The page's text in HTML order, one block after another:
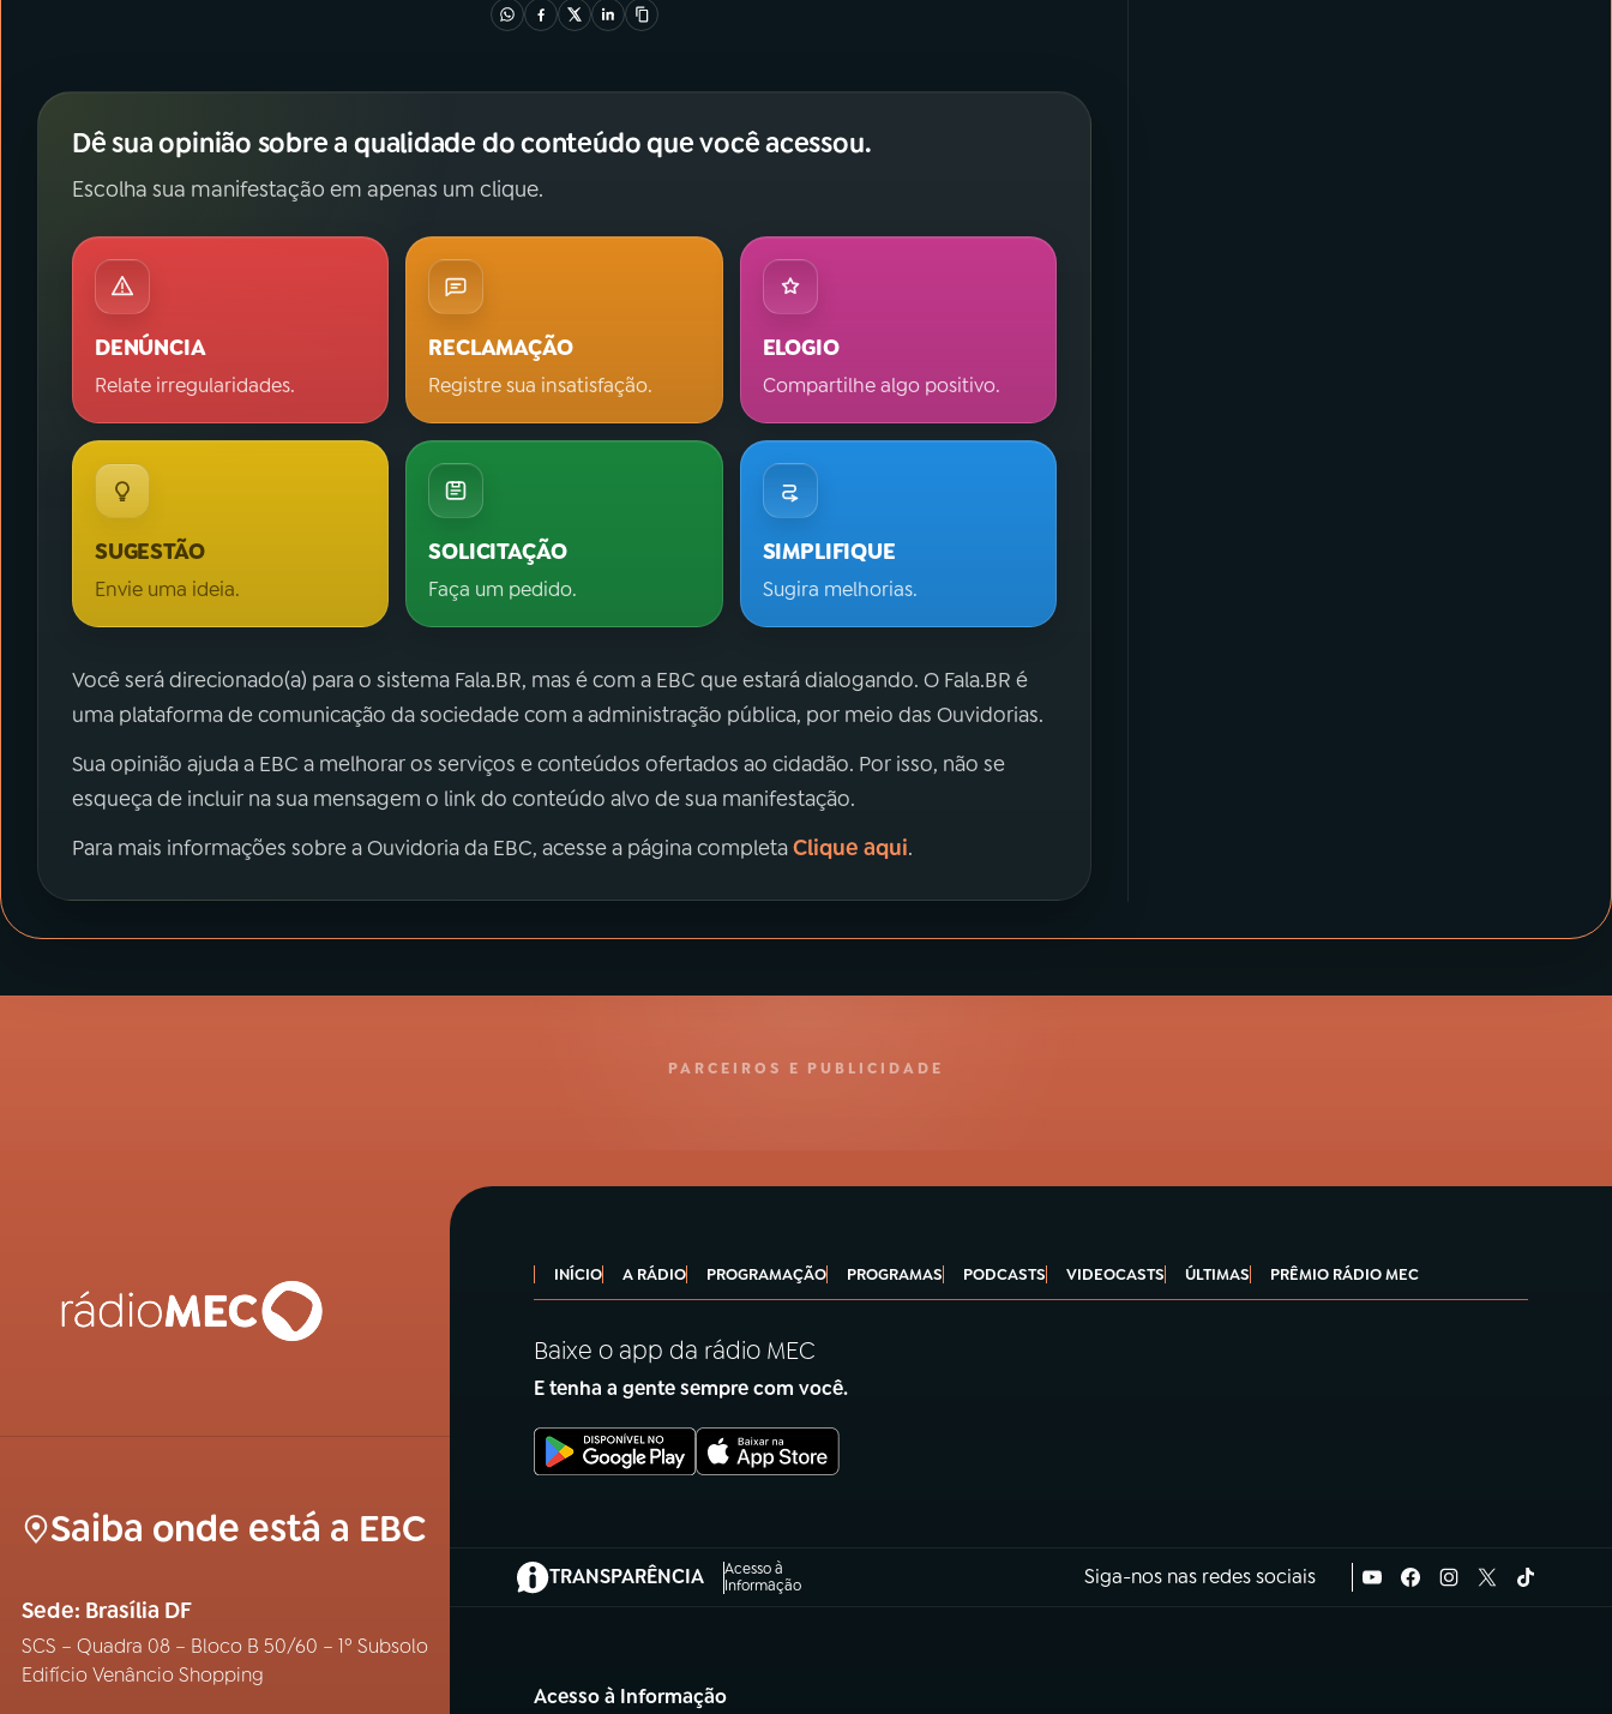
Dê sua opinião sobre a qualidade do conteúdo que você acessou.
Escolha sua manifestação em apenas um clique.
DENÚNCIA
Relate irregularidades.
RECLAMAÇÃO
Registre sua insatisfação.
ELOGIO
Compartilhe algo positivo.
SUGESTÃO
Envie uma ideia.
SOLICITAÇÃO
Faça um pedido.
SIMPLIFIQUE
Sugira melhorias.
Você será direcionado(a) para o sistema Fala.BR, mas é com a EBC que estará dialogando. O Fala.BR é
uma plataforma de comunicação da sociedade com a administração pública, por meio das Ouvidorias.
Sua opinião ajuda a EBC a melhorar os serviços e conteúdos ofertados ao cidadão. Por isso, não se
esqueça de incluir na sua mensagem o link do conteúdo alvo de sua manifestação.
Para mais informações sobre a Ouvidoria da EBC, acesse a página completaClique aqui.
PARCEIROS E PUBLICIDADE
Saiba onde está a EBC
Sede: Brasília DF
SCS – Quadra 08 – Bloco B 50/60 – 1º Subsolo
Edifício Venâncio Shopping
INÍCIO A RÁDIO PROGRAMAÇÃO PROGRAMAS PODCASTS VIDEOCASTS ÚLTIMAS PRÊMIO RÁDIO MEC
Baixe o app da rádio MEC
E tenha a gente sempre com você.
TRANSPARÊNCIA
Acesso à
Informação
(abre em nova aba) Siga-nos nas redes sociais
Acesso à Informação